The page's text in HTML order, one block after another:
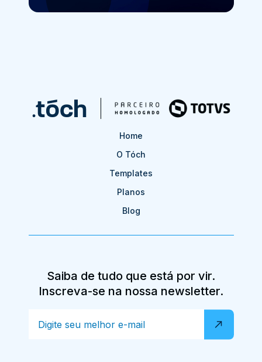
Home
O Tóch
Templates
Planos
Blog
Saiba de tudo que está por vir.
Inscreva-se na nossa newsletter.